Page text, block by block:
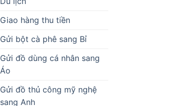
Giao hàng thu tiền
Gửi bột cà phê sang Bỉ
Gửi đồ dùng cá nhân sang
Áo
Gửi đồ thủ công mỹ nghệ
sang Anh